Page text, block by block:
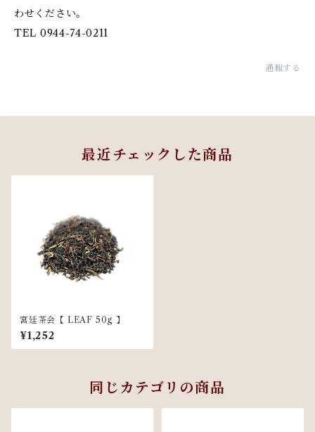
わせください。
TEL 0944-74-0211
通報する
最近チェックした商品
宮廷茶会【 LEAF 50g 】
¥1,252
同じカテゴリの商品